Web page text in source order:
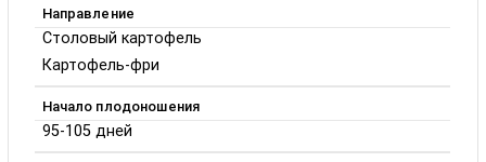
Направление
Столовый картофель
Картофель-фри
Начало плодоношения
95-105 дней